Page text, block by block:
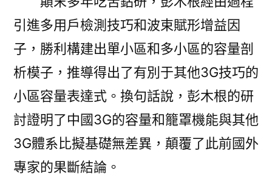
引進多用戶檢測技巧和波束賦形增益因
子，勝利構建出單小區和多小區的容量剖
析模子，推導得出了有別于其他3G技巧的
小區容量表達式。換句話說，彭木根的研
討證明了中國3G的容量和籠罩機能與其他
3G體系比擬基礎無差異，顛覆了此前國外
專家的果斷結論。